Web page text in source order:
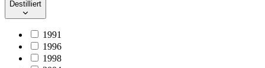
Destilliert
1991
1996
1998